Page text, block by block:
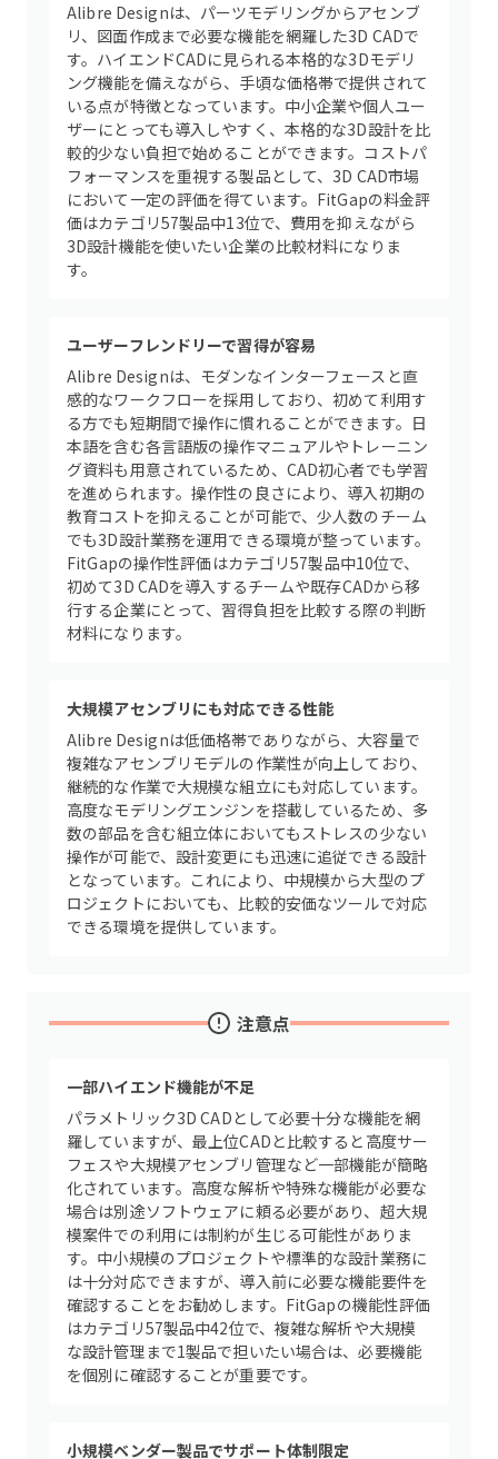
Alibre Designは、パーツモデリングからアセンブ
リ、図面作成まで必要な機能を網羅した3D CADで
す。ハイエンドCADに見られる本格的な3Dモデリ
ング機能を備えながら、手頃な価格帯で提供されて
いる点が特徴となっています。中小企業や個人ユー
ザーにとっても導入しやすく、本格的な3D設計を比
較的少ない負担で始めることができます。コストパ
フォーマンスを重視する製品として、3D CAD市場
において一定の評価を得ています。FitGapの料金評
価はカテゴリ57製品中13位で、費用を抑えながら
3D設計機能を使いたい企業の比較材料になりま
す。
ユーザーフレンドリーで習得が容易
Alibre Designは、モダンなインターフェースと直
感的なワークフローを採用しており、初めて利用す
る方でも短期間で操作に慣れることができます。日
本語を含む各言語版の操作マニュアルやトレーニン
グ資料も用意されているため、CAD初心者でも学習
を進められます。操作性の良さにより、導入初期の
教育コストを抑えることが可能で、少人数のチーム
でも3D設計業務を運用できる環境が整っています。
FitGapの操作性評価はカテゴリ57製品中10位で、
初めて3D CADを導入するチームや既存CADから移
行する企業にとって、習得負担を比較する際の判断
材料になります。
大規模アセンブリにも対応できる性能
Alibre Designは低価格帯でありながら、大容量で
複雑なアセンブリモデルの作業性が向上しており、
継続的な作業で大規模な組立にも対応しています。
高度なモデリングエンジンを搭載しているため、多
数の部品を含む組立体においてもストレスの少ない
操作が可能で、設計変更にも迅速に追従できる設計
となっています。これにより、中規模から大型のプ
ロジェクトにおいても、比較的安価なツールで対応
できる環境を提供しています。
注意点
一部ハイエンド機能が不足
パラメトリック3D CADとして必要十分な機能を網
羅していますが、最上位CADと比較すると高度サー
フェスや大規模アセンブリ管理など一部機能が簡略
化されています。高度な解析や特殊な機能が必要な
場合は別途ソフトウェアに頼る必要があり、超大規
模案件での利用には制約が生じる可能性がありま
す。中小規模のプロジェクトや標準的な設計業務に
は十分対応できますが、導入前に必要な機能要件を
確認することをお勧めします。FitGapの機能性評価
はカテゴリ57製品中42位で、複雑な解析や大規模
な設計管理まで1製品で担いたい場合は、必要機能
を個別に確認することが重要です。
小規模ベンダー製品でサポート体制限定